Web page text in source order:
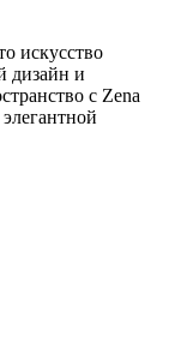
искусство
дизайн и
с Zena